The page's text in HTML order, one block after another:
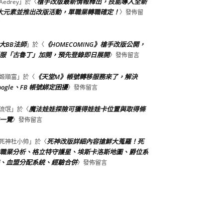
」於〈
元素並推出改版活動，單職業轉職確定！〉發佈留
BB法師」於〈 《HOMECOMING》槍手改版公開，
「古魯丁」加開，預先登錄即日展開〉發佈留言
順富 」於〈 《天堂M》帳號轉移服務來了，解決
、FB 帳號綁定困擾〉發佈留言
氓」於〈魔法娃娃探險可獲得娃娃卡位置與取得條
覽〉發佈留言
神杜小帅 」於〈死神改版詳細內容搶鮮大蒐羅！死
業分析、格立特守護星、埃斯卡洛斯地圖、爵位系
血盟分配系統、經驗合併〉發佈留言